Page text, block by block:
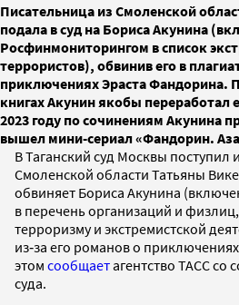
Писательница из Смоленской
подала в суд на Бориса Акунина
Росфинмониторингом в список
террористов), обвинив его в
приключениях Эраста Фандорина.
книгах Акунин якобы переработал
2023 году по сочинениям Акунина
вышел мини-сериал «Фандорин.
В Таганский суд Москвы поступил
Смоленской области Татьяны
обвиняет Бориса Акунина
в перечень организаций и
терроризму и экстремистской
из‑за его романов о
этом сообщаетагентство ТАСС со
суда.